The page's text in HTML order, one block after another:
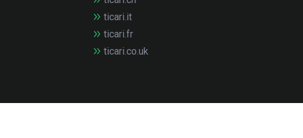
ticari.it
ticari.fr
ticari.co.uk